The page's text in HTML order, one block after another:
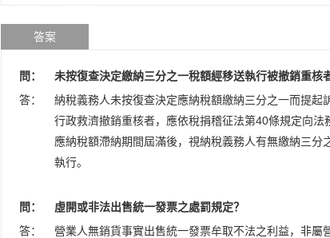
答案
問：
未按復查決定繳納三分之一稅額經移送執行被撤銷重核
答：
納稅義務人未按復查決定應納稅額繳納三分之一而提
行政救濟撤銷重核者，應依稅捐稽征法第40條規定向
應納稅額滯納期間屆滿後，視納稅義務人有無繳納三
執行。
問：
虛開或非法出售統一發票之處罰規定？
答：
營業人無銷貨事實出售統一發票牟取不法之利益，非